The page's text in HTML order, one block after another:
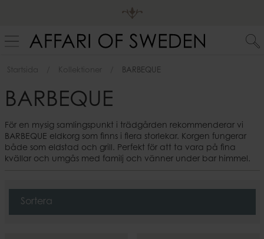
Startsida Kollektioner BARBEQUE
BARBEQUE
För en mysig samlingspunkt i trädgården rekommenderar vi
BARBEQUE eldkorg som finns i flera storlekar. Korgen fungerar
både som eldstad och grill. Perfekt för att ta vara på fina
kvällar och umgås med familj och vänner under bar himmel.
Sortera